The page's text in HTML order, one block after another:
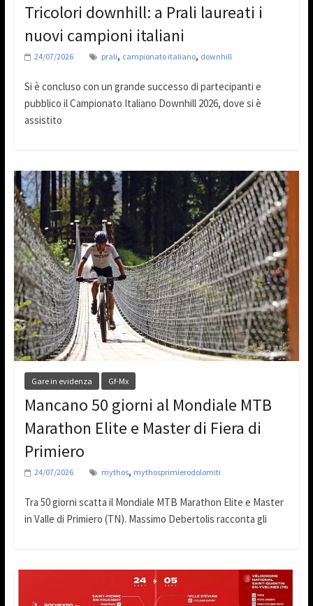
Tricolori downhill: a Prali laureati i
nuovi campioni italiani
24/07/2026 prali, campionato italiano, downhill
Si è concluso con un grande successo di partecipanti e
pubblico il Campionato Italiano Downhill 2026, dove si è
assistito
Gare in evidenza Gf-Mx
Mancano 50 giorni al Mondiale MTB
Marathon Elite e Master di Fiera di
Primiero
24/07/2026 mythos, mythosprimierodolomiti
Tra 50 giorni scatta il Mondiale MTB Marathon Elite e Master
in Valle di Primiero (TN). Massimo Debertolis racconta gli